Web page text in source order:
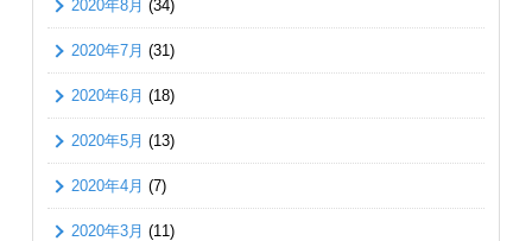
2020年8月 (34)
2020年7月 (31)
2020年6月 (18)
2020年5月 (13)
2020年4月 (7)
2020年3月 (11)